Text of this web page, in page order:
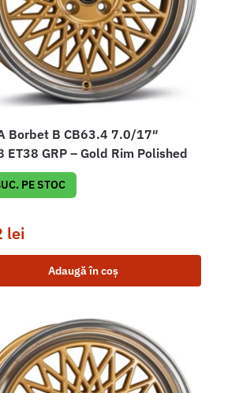
Borbet B CB63.4 7.0/17″
ET38 GRP – Gold Rim Polished
PE STOC
lei
Adaugă în coș